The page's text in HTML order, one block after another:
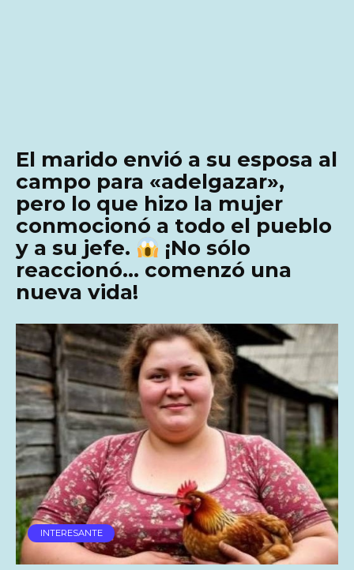
El marido envió a su esposa al
campo para «adelgazar»,
pero lo que hizo la mujer
conmocionó a todo el pueblo
y a su jefe.
¡No sólo
reaccionó… comenzó una
nueva vida!
INTERESANTE